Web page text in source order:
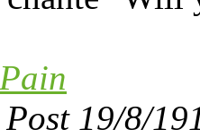
Post 19/8/